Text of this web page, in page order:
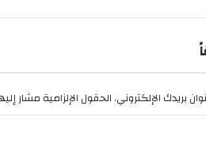
بريدك الإلكتروني.الحقول الإلزامية مشار